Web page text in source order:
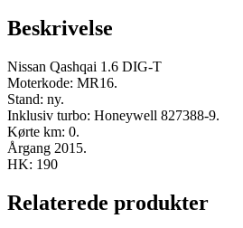
190
ny
antal
Beskrivelse
Nissan Qashqai 1.6 DIG-T
Moterkode: MR16.
Stand: ny.
Inklusiv turbo: Honeywell 827388-9.
Kørte km: 0.
Årgang 2015.
HK: 190
Relaterede produkter